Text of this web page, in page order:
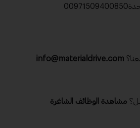
info@materialdrive.com
مشاهدة الوظائف الشاغرة